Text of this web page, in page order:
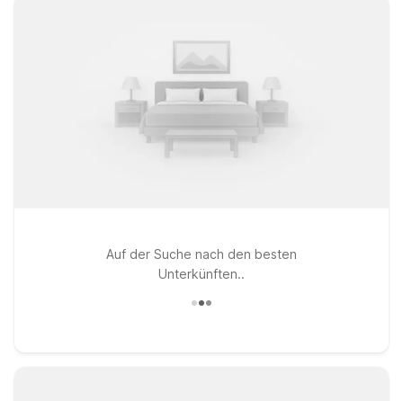
Auf der Suche nach den besten
Unterkünften..